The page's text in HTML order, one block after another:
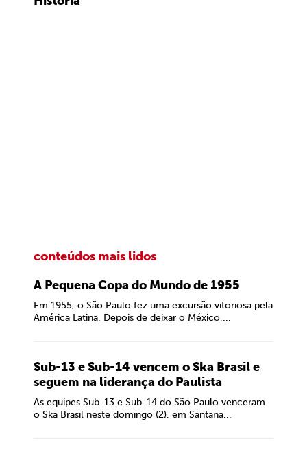
conteúdos mais lidos
A Pequena Copa do Mundo de 1955
Em 1955, o São Paulo fez uma excursão vitoriosa pela
América Latina. Depois de deixar o México,...
Sub-13 e Sub-14 vencem o Ska Brasil e
seguem na liderança do Paulista
As equipes Sub-13 e Sub-14 do São Paulo venceram
o Ska Brasil neste domingo (2), em Santana...